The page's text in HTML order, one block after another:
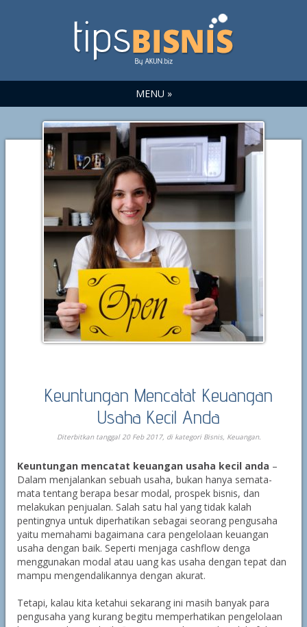
MENU »
Keuntungan Mencatat Keuangan
Usaha Kecil Anda
Diterbitkan tanggal 20 Feb 2017, di kategori Bisnis, Keuangan.
Keuntungan mencatat keuangan usaha kecil anda –
Dalam menjalankan sebuah usaha, bukan hanya semata-
mata tentang berapa besar modal, prospek bisnis, dan
melakukan penjualan. Salah satu hal yang tidak kalah
pentingnya untuk diperhatikan sebagai seorang pengusaha
yaitu memahami bagaimana cara pengelolaan keuangan
usaha dengan baik. Seperti menjaga cashflow denga
menggunakan modal atau uang kas usaha dengan tepat dan
mampu mengendalikannya dengan akurat.
Tetapi, kalau kita ketahui sekarang ini masih banyak para
pengusaha yang kurang begitu memperhatikan pengelolaan